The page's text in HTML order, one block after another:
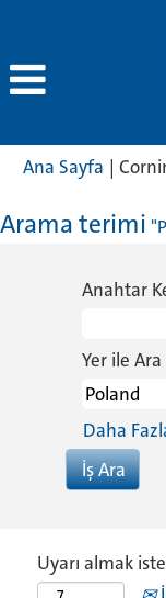
Ana Sayfa |
Arama terimi
Anahtar
Yer ile Ara
Daha
Uyarı almak